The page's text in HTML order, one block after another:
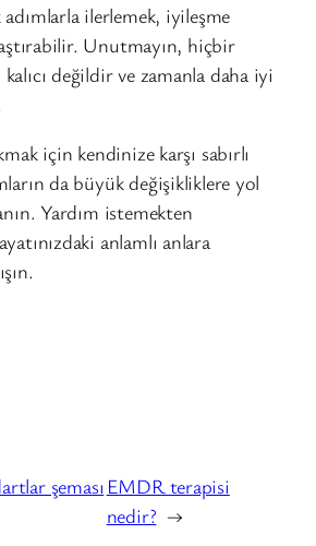
ilerlemek, iyileşme
Unutmayın, hiçbir
değildir ve zamanla daha iyi
için kendinize karşı sabırlı
da büyük değişikliklere yol
Yardım istemekten
anlamlı anlara
şeması EMDR terapisi
nedir? →